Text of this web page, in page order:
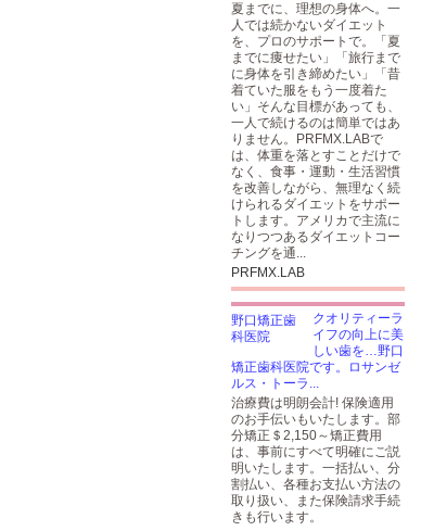
夏までに、理想の身体へ。一
人では続かないダイエット
を、プロのサポートで。「夏
までに痩せたい」「旅行まで
に身体を引き締めたい」「昔
着ていた服をもう一度着た
い」そんな目標があっても、
一人で続けるのは簡単ではあ
りません。PRFMX.LABで
は、体重を落とすことだけで
なく、食事・運動・生活習慣
を改善しながら、無理なく続
けられるダイエットをサポー
トします。アメリカで主流に
なりつつあるダイエットコー
チングを通...
PRFMX.LAB
クオリティーラ
イフの向上に美
しい歯を…野口
矯正歯科医院です。ロサンゼ
ルス・トーラ...
治療費は明朗会計! 保険適用
のお手伝いもいたします。部
分矯正＄2,150～矯正費用
は、事前にすべて明確にご説
明いたします。一括払い、分
割払い、各種お支払い方法の
取り扱い、また保険請求手続
きも行います。